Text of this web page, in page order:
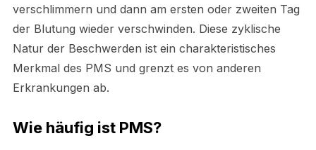
verschlimmern und dann am ersten oder zweiten Tag
der Blutung wieder verschwinden. Diese zyklische
Natur der Beschwerden ist ein charakteristisches
Merkmal des PMS und grenzt es von anderen
Erkrankungen ab.
Wie häufig ist PMS?